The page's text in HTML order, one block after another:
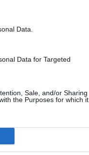
Data.
Data for Targeted
Sale, and/or Sharing
the Purposes for which it
ben tre edizioni,
po' perché pare
Il programma è
versione
all'interno
Tenetevi pronti.